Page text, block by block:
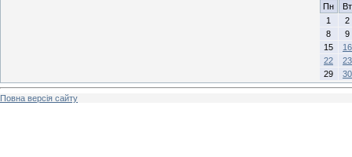
Пн
Вт
1
2
8
9
15
16
22
23
29
30
Повна версія сайту